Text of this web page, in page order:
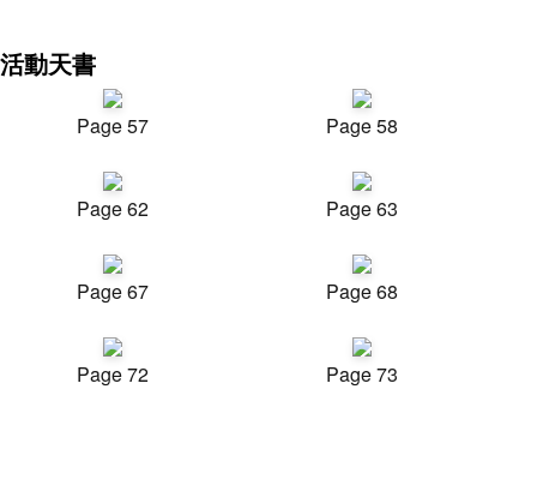
活動天書
Page 57 Page 58
Page 62 Page 63
Page 67 Page 68
Page 72 Page 73